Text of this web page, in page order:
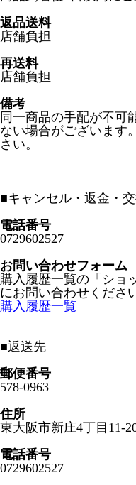
返品送料
店舗負担
再送料
店舗負担
備考
同一商品の手配が不可
ない場合がございます
さい。
■キャンセル・返金・
電話番号
0729602527
お問い合わせフォーム
購入履歴一覧の「ショ
にお問い合わせくださ
購入履歴一覧
■返送先
郵便番号
578-0963
住所
東大阪市新庄4丁目11-
電話番号
0729602527